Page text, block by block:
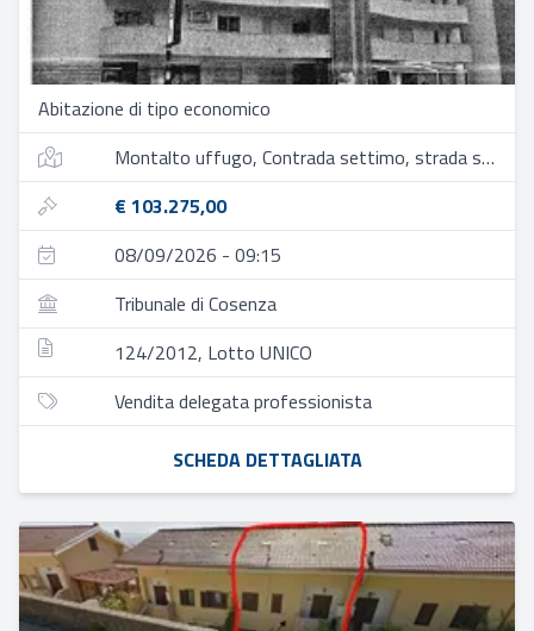
Abitazione di tipo economico
Montalto uffugo, Contrada settimo, strada statale 19
€ 103.275,00
08/09/2026 - 09:15
Tribunale di Cosenza
124/2012, Lotto UNICO
Vendita delegata professionista
SCHEDA DETTAGLIATA